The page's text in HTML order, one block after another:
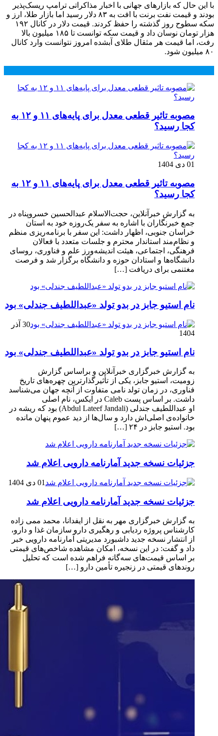
با این حال که بازارهای جهانی با اخبار مذاکراتی ترامپ ریسک‌پذیر
بودند و قیمت نفت برنت با افت به ۸۳ دلار رسید اما بازار طلا، ارز و
سکه سطوح روز گذشته را حفظ کردند. قیمت دلار در کانال ۱۹۲
هزار تومان نوسان داد و قیمت سکه توانست تا ۱۸۵ میلیون بالا
رفت، اما قیمت هر مثقال طلای آبشده امروز نتوانست وارد کانال
۸۰ میلیون شود.
مصوبه تاثیر قطعی معدل برای پایه‌های ۱۱ و ۱۲ به
کجا رسید؟
01 دی 1404
مصوبه تاثیر قطعی معدل برای پایه‌های ۱۱ و ۱۲ به
کجا رسید؟
به گزارش خبرآنلاین، حجت‌الاسلام عبدالحسین خسروپناه در
جمع خبرنگاران با اشاره به سفر یک‌روزه خود به استان
خراسان جنوبی، اظهار داشت: این سفر با برنامه‌ریزی منظم
و نظام‌مند استاندار محترم و جلسات متعدد با فعالان
فرهنگی، اجتماعی، هیئت اندیشه‌ورز علم و فناوری، روسای
دانشگاه‌ها و استادان حوزه و دانشگاه برگزار شد و فرصت
مغتنمی برای دریافت […]
نام استیو جابز در بدو تولد «عبداللطیف جندلی» بود
30 آذر
1404
نام استیو جابز در بدو تولد «عبداللطیف جندلی» بود
به گزارش خبرگزاری خبرآنلاین و براساس گزارش
زومیت، استیو جابز، یکی از تأثیرگذارترین چهره‌های تاریخ
فناوری، در زمان تولد نامی متفاوت از آنچه جهان می‌شناسد
داشت. بر اساس پست Caleb در ایکس، نام اصلی
او عبداللطیف جندلی (Abdul Lateef Jandali) بود که ریشه در
خانواده‌ی اصلی‌اش دارد و سال‌ها از دید عموم پنهان مانده
بود. استیو جابز در ۲۴ […]
جزئیات نسخه جدید آمارنامه دارویی اعلام شد
01 دی 1404
جزئیات نسخه جدید آمارنامه دارویی اعلام شد
به گزارش خبرگزاری مهر به نقل از ایفدانا، محمد ممی زاده
کارشناس پروژه ردیابی و رهگیری دارو سازمان غذا و دارو،
از انتشار نسخه جدید داشبورد مدیریتی آمارنامه دارویی خبر
داد و گفت: در این نسخه، امکان مشاهده شاخص‌های قیمتی
بر اساس قیمت‌های سه‌گانه فراهم شده است که تحلیل
روندهای قیمتی در زنجیره تأمین دارو […]